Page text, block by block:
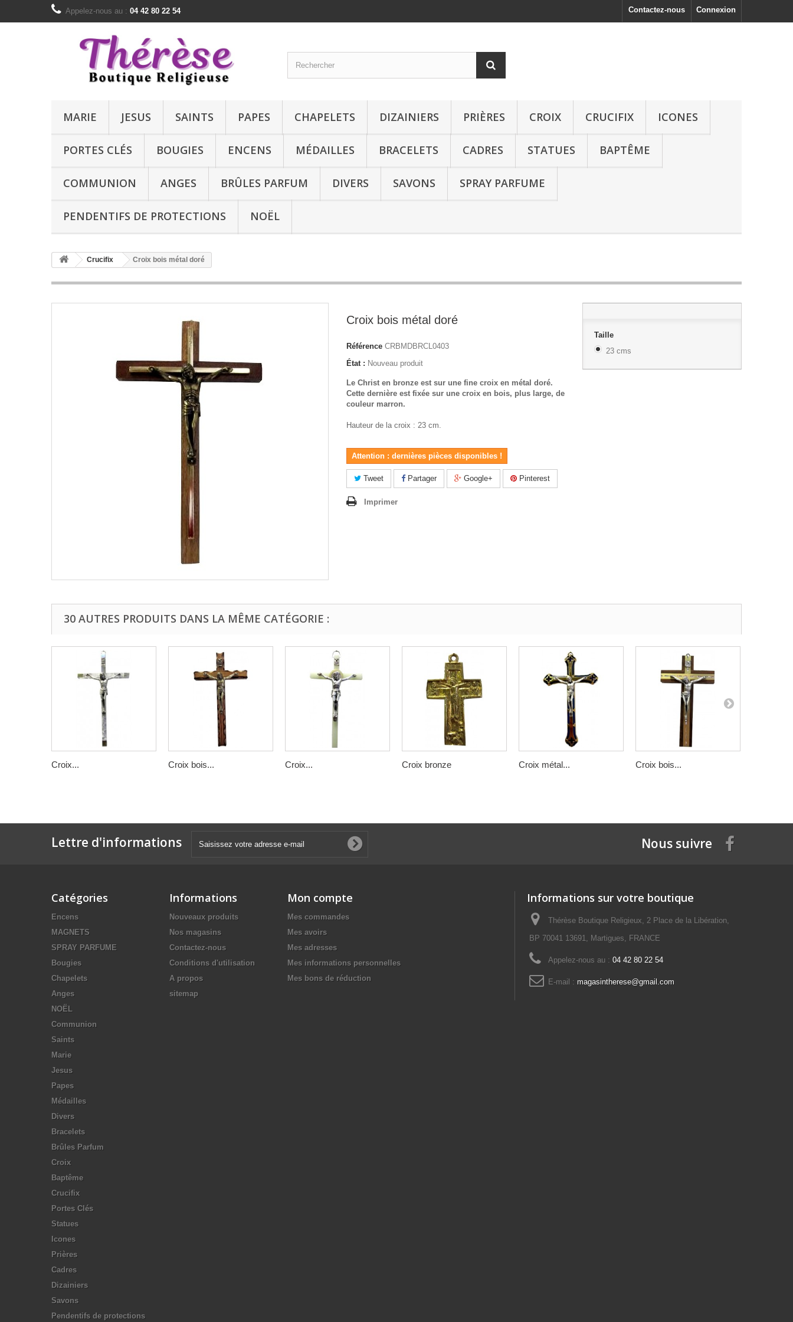
Connexion
Contactez-nous
Appelez-nous au : 04 42 80 22 54
MARIE JESUS SAINTS PAPES CHAPELETS DIZAINIERS PRIÈRES CROIX CRUCIFIX ICONES
PORTES CLÉS BOUGIES ENCENS MÉDAILLES BRACELETS CADRES STATUES BAPTÊME
COMMUNION ANGES BRÛLES PARFUM DIVERS SAVONS SPRAY PARFUME
PENDENTIFS DE PROTECTIONS NOËL
Crucifix Croix bois métal doré
Croix bois métal doré
Référence CRBMDBRCL0403
État : Nouveau produit
Le Christ en bronze est sur une fine croix en métal doré.
Cette dernière est fixée sur une croix en bois, plus large, de
couleur marron.
Hauteur de la croix : 23 cm.
Attention : dernières pièces disponibles !
Tweet Partager Google+ Pinterest
Imprimer
Taille
23 cms
30 AUTRES PRODUITS DANS LA MÊME CATÉGORIE :
Croix... Croix bois... Croix... Croix bronze Croix métal... Croix bois...
Lettre d'informations Nous suivre
Catégories
Encens
MAGNETS
SPRAY PARFUME
Bougies
Chapelets
Anges
NOËL
Communion
Saints
Marie
Jesus
Papes
Médailles
Divers
Bracelets
Brûles Parfum
Croix
Baptême
Crucifix
Portes Clés
Statues
Icones
Prières
Cadres
Dizainiers
Savons
Pendentifs de protections
Informations
Nouveaux produits
Nos magasins
Contactez-nous
Conditions d'utilisation
A propos
sitemap
Mon compte
Mes commandes
Mes avoirs
Mes adresses
Mes informations personnelles
Mes bons de réduction
Informations sur votre boutique
Thérèse Boutique Religieux, 2 Place de la Libération,
BP 70041 13691, Martigues, FRANCE
Appelez-nous au : 04 42 80 22 54
E-mail : magasintherese@gmail.com